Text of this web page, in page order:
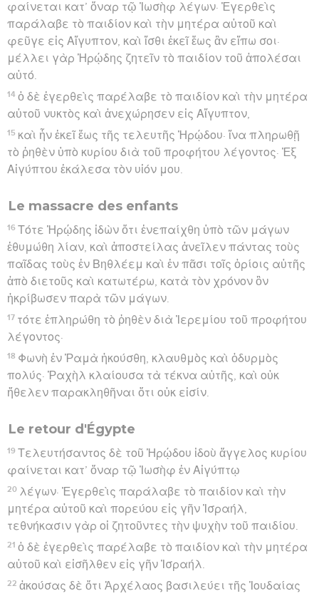
φαίνεται κατ’ ὄναρ τῷ Ἰωσὴφ λέγων· Ἐγερθεὶς
παράλαβε τὸ παιδίον καὶ τὴν μητέρα αὐτοῦ καὶ
φεῦγε εἰς Αἴγυπτον, καὶ ἴσθι ἐκεῖ ἕως ἂν εἴπω σοι·
μέλλει γὰρ Ἡρῴδης ζητεῖν τὸ παιδίον τοῦ ἀπολέσαι
αὐτό.
14 ὁ δὲ ἐγερθεὶς παρέλαβε τὸ παιδίον καὶ τὴν μητέρα
αὐτοῦ νυκτὸς καὶ ἀνεχώρησεν εἰς Αἴγυπτον,
15 καὶ ἦν ἐκεῖ ἕως τῆς τελευτῆς Ἡρῴδου· ἵνα πληρωθῇ
τὸ ῥηθὲν ὑπὸ κυρίου διὰ τοῦ προφήτου λέγοντος· Ἐξ
Αἰγύπτου ἐκάλεσα τὸν υἱόν μου.
Le massacre des enfants
16 Τότε Ἡρῴδης ἰδὼν ὅτι ἐνεπαίχθη ὑπὸ τῶν μάγων
ἐθυμώθη λίαν, καὶ ἀποστείλας ἀνεῖλεν πάντας τοὺς
παῖδας τοὺς ἐν Βηθλέεμ καὶ ἐν πᾶσι τοῖς ὁρίοις αὐτῆς
ἀπὸ διετοῦς καὶ κατωτέρω, κατὰ τὸν χρόνον ὃν
ἠκρίβωσεν παρὰ τῶν μάγων.
17 τότε ἐπληρώθη τὸ ῥηθὲν διὰ Ἰερεμίου τοῦ προφήτου
λέγοντος·
18 Φωνὴ ἐν Ῥαμὰ ἠκούσθη, κλαυθμὸς καὶ ὀδυρμὸς
πολύς· Ῥαχὴλ κλαίουσα τὰ τέκνα αὐτῆς, καὶ οὐκ
ἤθελεν παρακληθῆναι ὅτι οὐκ εἰσίν.
Le retour d'Égypte
19 Τελευτήσαντος δὲ τοῦ Ἡρῴδου ἰδοὺ ἄγγελος κυρίου
φαίνεται κατ’ ὄναρ τῷ Ἰωσὴφ ἐν Αἰγύπτῳ
20 λέγων· Ἐγερθεὶς παράλαβε τὸ παιδίον καὶ τὴν
μητέρα αὐτοῦ καὶ πορεύου εἰς γῆν Ἰσραήλ,
τεθνήκασιν γὰρ οἱ ζητοῦντες τὴν ψυχὴν τοῦ παιδίου.
21 ὁ δὲ ἐγερθεὶς παρέλαβε τὸ παιδίον καὶ τὴν μητέρα
αὐτοῦ καὶ εἰσῆλθεν εἰς γῆν Ἰσραήλ.
22 ἀκούσας δὲ ὅτι Ἀρχέλαος βασιλεύει τῆς Ἰουδαίας